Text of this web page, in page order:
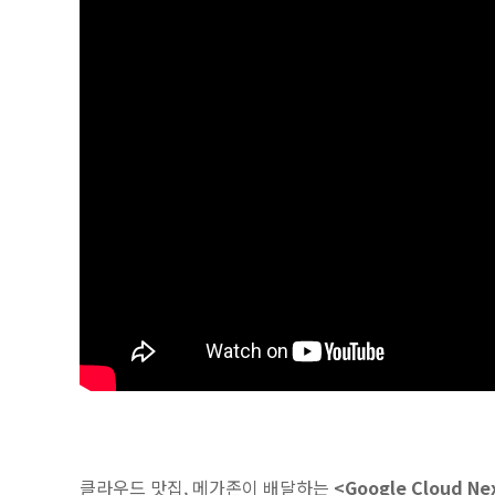
클라우드 맛집, 메가존이 배달하는 <Google Cloud